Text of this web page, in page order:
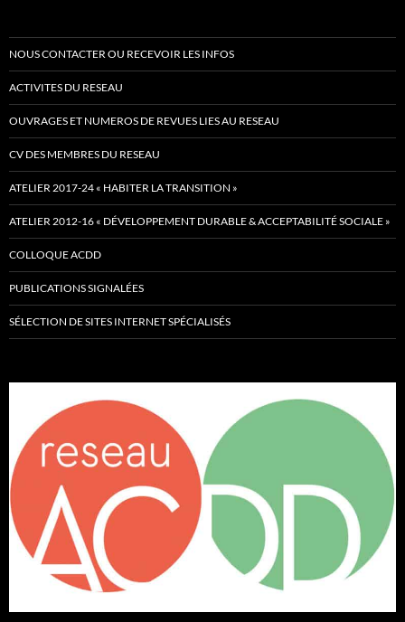
NOUS CONTACTER OU RECEVOIR LES INFOS
ACTIVITES DU RESEAU
OUVRAGES ET NUMEROS DE REVUES LIES AU RESEAU
CV DES MEMBRES DU RESEAU
ATELIER 2017-24 « HABITER LA TRANSITION »
ATELIER 2012-16 « DÉVELOPPEMENT DURABLE & ACCEPTABILITÉ SOCIALE »
COLLOQUE ACDD
PUBLICATIONS SIGNALÉES
SÉLECTION DE SITES INTERNET SPÉCIALISÉS